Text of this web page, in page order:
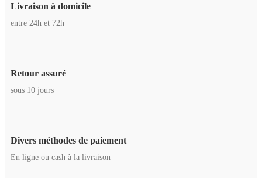
Livraison à domicile
entre 24h et 72h
Retour assuré
sous 10 jours
Divers méthodes de paiement
En ligne ou cash à la livraison